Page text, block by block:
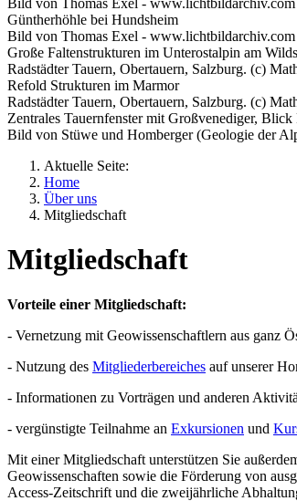
Bild von Thomas Exel - www.lichtbildarchiv.com
Güntherhöhle bei Hundsheim
Bild von Thomas Exel - www.lichtbildarchiv.com
Große Faltenstrukturen im Unterostalpin am
Radstädter Tauern, Obertauern, Salzburg. (c)
Refold Strukturen im Marmor
Radstädter Tauern, Obertauern, Salzburg. (c)
Zentrales Tauernfenster mit Großvenediger, Blick
Bild von Stüwe und Homberger (Geologie der
Aktuelle Seite:
Home
Über uns
Mitgliedschaft
Mitgliedschaft
Vorteile einer Mitgliedschaft:
- Vernetzung mit Geowissenschaftlern aus ganz
- Nutzung des Mitgliederbereiches auf unserer
- Informationen zu Vorträgen und anderen
- vergünstigte Teilnahme an Exkursionen und
Mit einer Mitgliedschaft unterstützen Sie
Geowissenschaften sowie die Förderung von
Access-Zeitschrift und die zweijährliche